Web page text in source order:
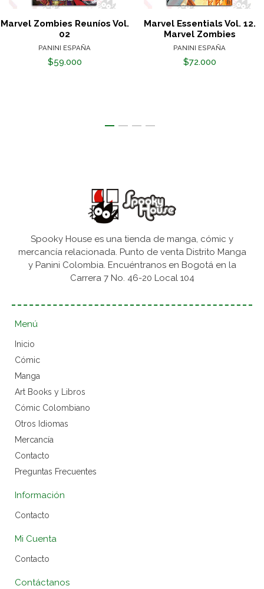
Marvel Zombies Reuníos Vol.
02
PANINI ESPAÑA
$59.000
Marvel Essentials Vol. 12.
Marvel Zombies
PANINI ESPAÑA
$72.000
Spooky House es una tienda de manga, cómic y
mercancía relacionada. Punto de venta Distrito Manga
y Panini Colombia. Encuéntranos en Bogotá en la
Carrera 7 No. 46-20 Local 104
Menú
Inicio
Cómic
Manga
Art Books y Libros
Cómic Colombiano
Otros Idiomas
Mercancía
Contacto
Preguntas Frecuentes
Información
Contacto
Mi Cuenta
Contacto
Contáctanos